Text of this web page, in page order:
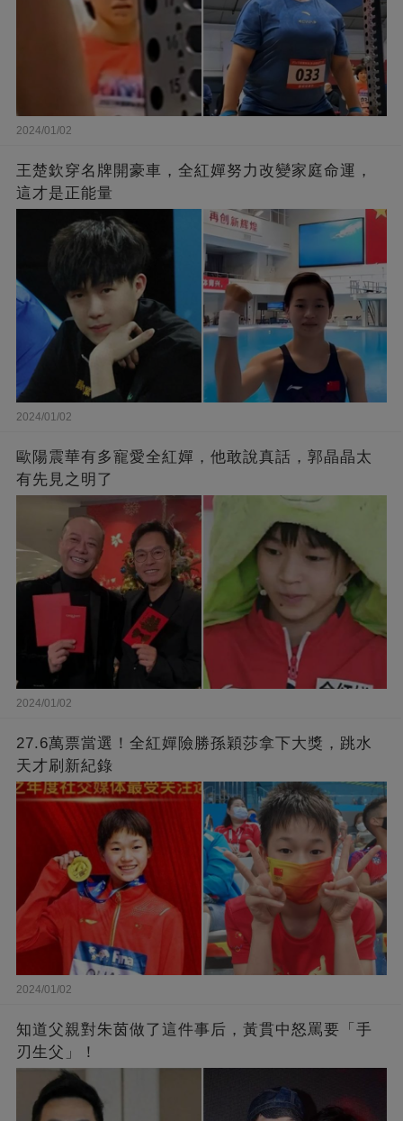
2024/01/02
王楚欽穿名牌開豪車，全紅嬋努力改變家庭命運，
這才是正能量
2024/01/02
歐陽震華有多寵愛全紅嬋，他敢說真話，郭晶晶太
有先見之明了
2024/01/02
27.6萬票當選！全紅嬋險勝孫穎莎拿下大獎，跳水
天才刷新紀錄
2024/01/02
知道父親對朱茵做了這件事后，黃貫中怒罵要「手
刃生父」！